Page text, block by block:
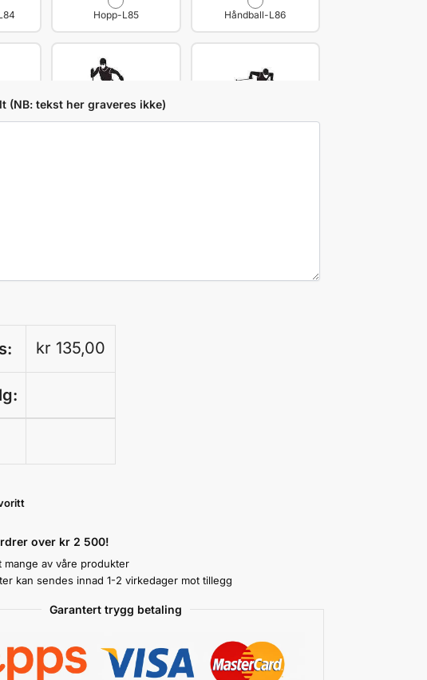
Hopp-L85 Håndball-L86
Skiskyting-L91 Skøyter-L92
Last inn flere (65 gjenstår)
(NB: tekst her graveres ikke)
kr 135,00
over kr 2 500!
mange av våre produkter
kan sendes innad 1-2 virkedager mot tillegg
Garantert trygg betaling